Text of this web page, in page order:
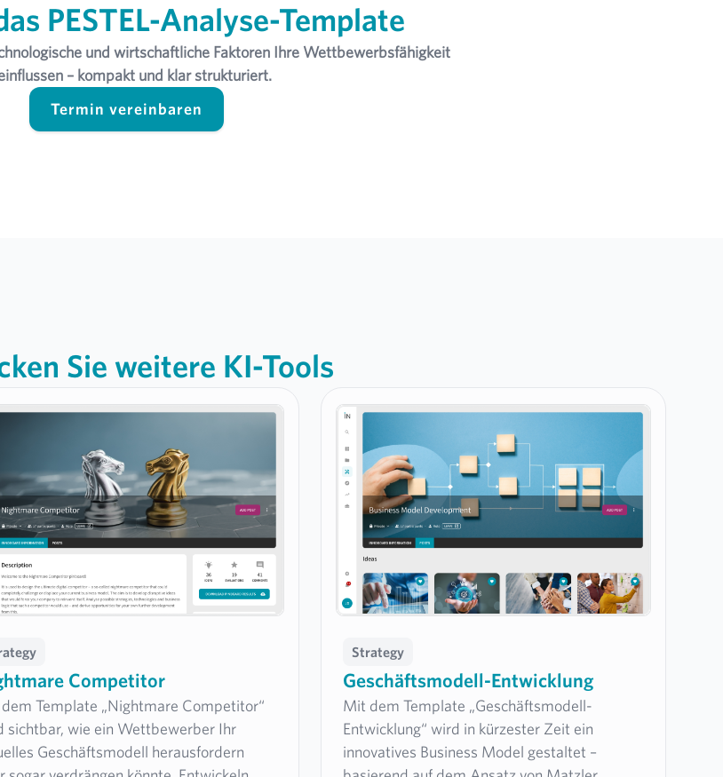
PESTEL-Analyse-Template
und wirtschaftliche Faktoren Ihre Wettbewerbsfähigkeit
– kompakt und klar strukturiert.
Termin vereinbaren
Sie weitere KI-Tools
Competitor
Template „Nightmare Competitor“
sichtbar, wie ein Wettbewerber Ihr
Geschäftsmodell herausfordern
Strategy
Geschäftsmodell-Entwicklung
Mit dem Template „Geschäftsmodell-
Entwicklung“ wird in kürzester Zeit ein
innovatives Business Model gestaltet –